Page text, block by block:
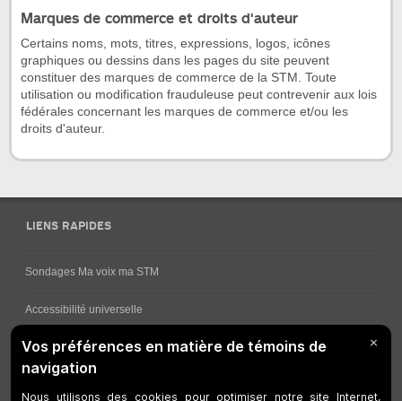
Marques de commerce et droits d'auteur
Certains noms, mots, titres, expressions, logos, icônes
graphiques ou dessins dans les pages du site peuvent
constituer des marques de commerce de la STM. Toute
utilisation ou modification frauduleuse peut contrevenir aux lois
fédérales concernant les marques de commerce et/ou les
droits d'auteur.
LIENS RAPIDES
Sondages Ma voix ma STM
Accessibilité universelle
Comment obtenir vos horaires de bus